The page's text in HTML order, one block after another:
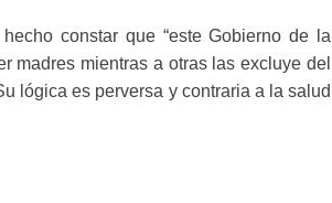
constar que “este Gobierno de la
madres mientras a otras las excluye del
lógica es perversa y contraria a la salud